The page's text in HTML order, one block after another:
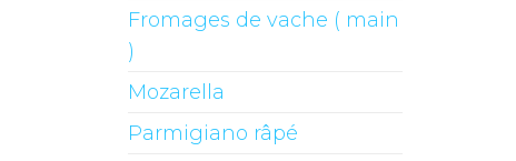
Fromages de vache ( main
)
Mozarella
Parmigiano râpé